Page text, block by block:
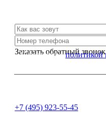
Заказать обратный звонок
Я согласен сполитикой
+7 (495) 923-55-45